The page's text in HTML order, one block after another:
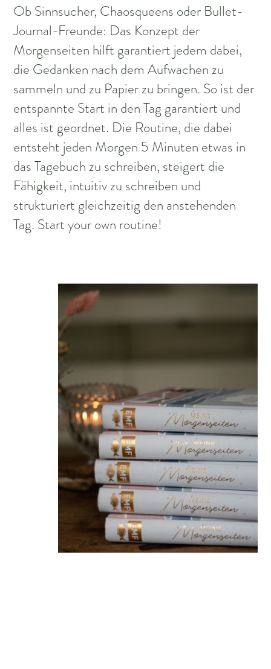
Ob Sinnsucher, Chaosqueens oder Bullet-
Journal-Freunde: Das Konzept der
Morgenseiten hilft garantiert jedem dabei,
die Gedanken nach dem Aufwachen zu
sammeln und zu Papier zu bringen. So ist der
entspannte Start in den Tag garantiert und
alles ist geordnet. Die Routine, die dabei
entsteht jeden Morgen 5 Minuten etwas in
das Tagebuch zu schreiben, steigert die
Fähigkeit, intuitiv zu schreiben und
strukturiert gleichzeitig den anstehenden
Tag. Start your own routine!